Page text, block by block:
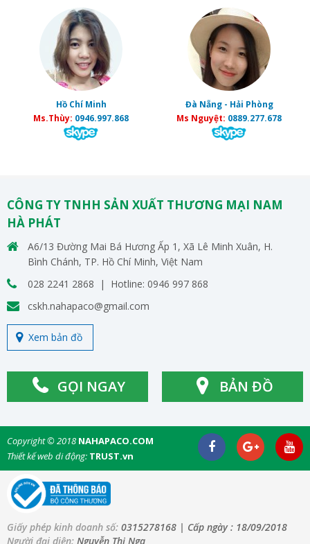
Hồ Chí Minh
Ms.Thùy: 0946.997.868
Đà Nẵng - Hải Phòng
Ms Nguyệt: 0889.277.678
CÔNG TY TNHH SẢN XUẤT THƯƠNG MẠI NAM
HÀ PHÁT
A6/13 Đường Mai Bá Hương Ấp 1, Xã Lê Minh Xuân, H.
Bình Chánh, TP. Hồ Chí Minh, Việt Nam
028 2241 2868 | Hotline: 0946 997 868
cskh.nahapaco@gmail.com
Xem bản đồ
GỌI NGAY BẢN ĐỒ
Copyright © 2018 NAHAPACO.COM
Thiết kế web di động: TRUST.vn
Giấy phép kinh doanh số: 0315278168 | Cấp ngày : 18/09/2018
Người đại diện: Nguyễn Thị Nga